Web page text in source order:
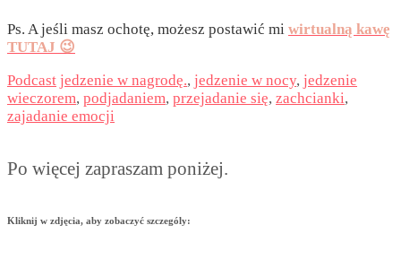
Ps. A jeśli masz ochotę, możesz postawić mi wirtualną kawę
TUTAJ 😉
Podcast jedzenie w nagrodę., jedzenie w nocy, jedzenie
wieczorem, podjadaniem, przejadanie się, zachcianki,
zajadanie emocji
Po więcej zapraszam poniżej.
Kliknij w zdjęcia, aby zobaczyć szczególy: